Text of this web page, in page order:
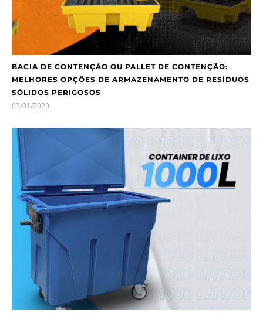
BACIA DE CONTENÇÃO OU PALLET DE CONTENÇÃO:
MELHORES OPÇÕES DE ARMAZENAMENTO DE RESÍDUOS
SÓLIDOS PERIGOSOS
03/01/2023